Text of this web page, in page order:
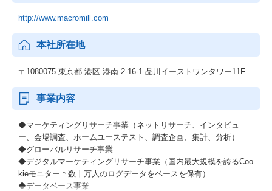
http://www.macromill.com
本社所在地
〒1080075 東京都 港区 港南 2-16-1 品川イーストワンタワー11F
事業内容
◆マーケティングリサーチ事業（ネットリサーチ、インタビュ
ー、会場調査、ホームユーステスト、調査企画、集計、分析）
◆グローバルリサーチ事業
◆デジタルマーケティングリサーチ事業（国内最大規模を誇るCoo
kieモニター＊数十万人のログデータをベースを保有）
◆データベース事業